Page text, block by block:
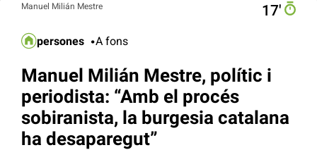
Manuel Milián Mestre 17′
persones A fons
Manuel Milián Mestre, polític i
periodista: “Amb el procés
sobiranista, la burgesia catalana
ha desaparegut”